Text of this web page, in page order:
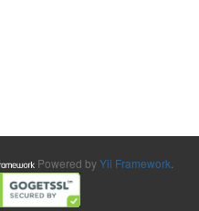
Powered byYii Framework